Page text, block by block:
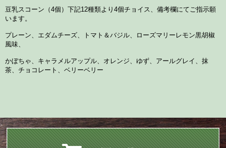
豆乳スコーン（4個）下記12種類より4個チョイス、備考欄にてご指示願
います。
プレーン、エダムチーズ、トマト＆バジル、ローズマリーレモン黒胡椒
風味、
かぼちゃ、キャラメルアップル、オレンジ、ゆず、アールグレイ、抹
茶、チョコレート、ベリーベリー